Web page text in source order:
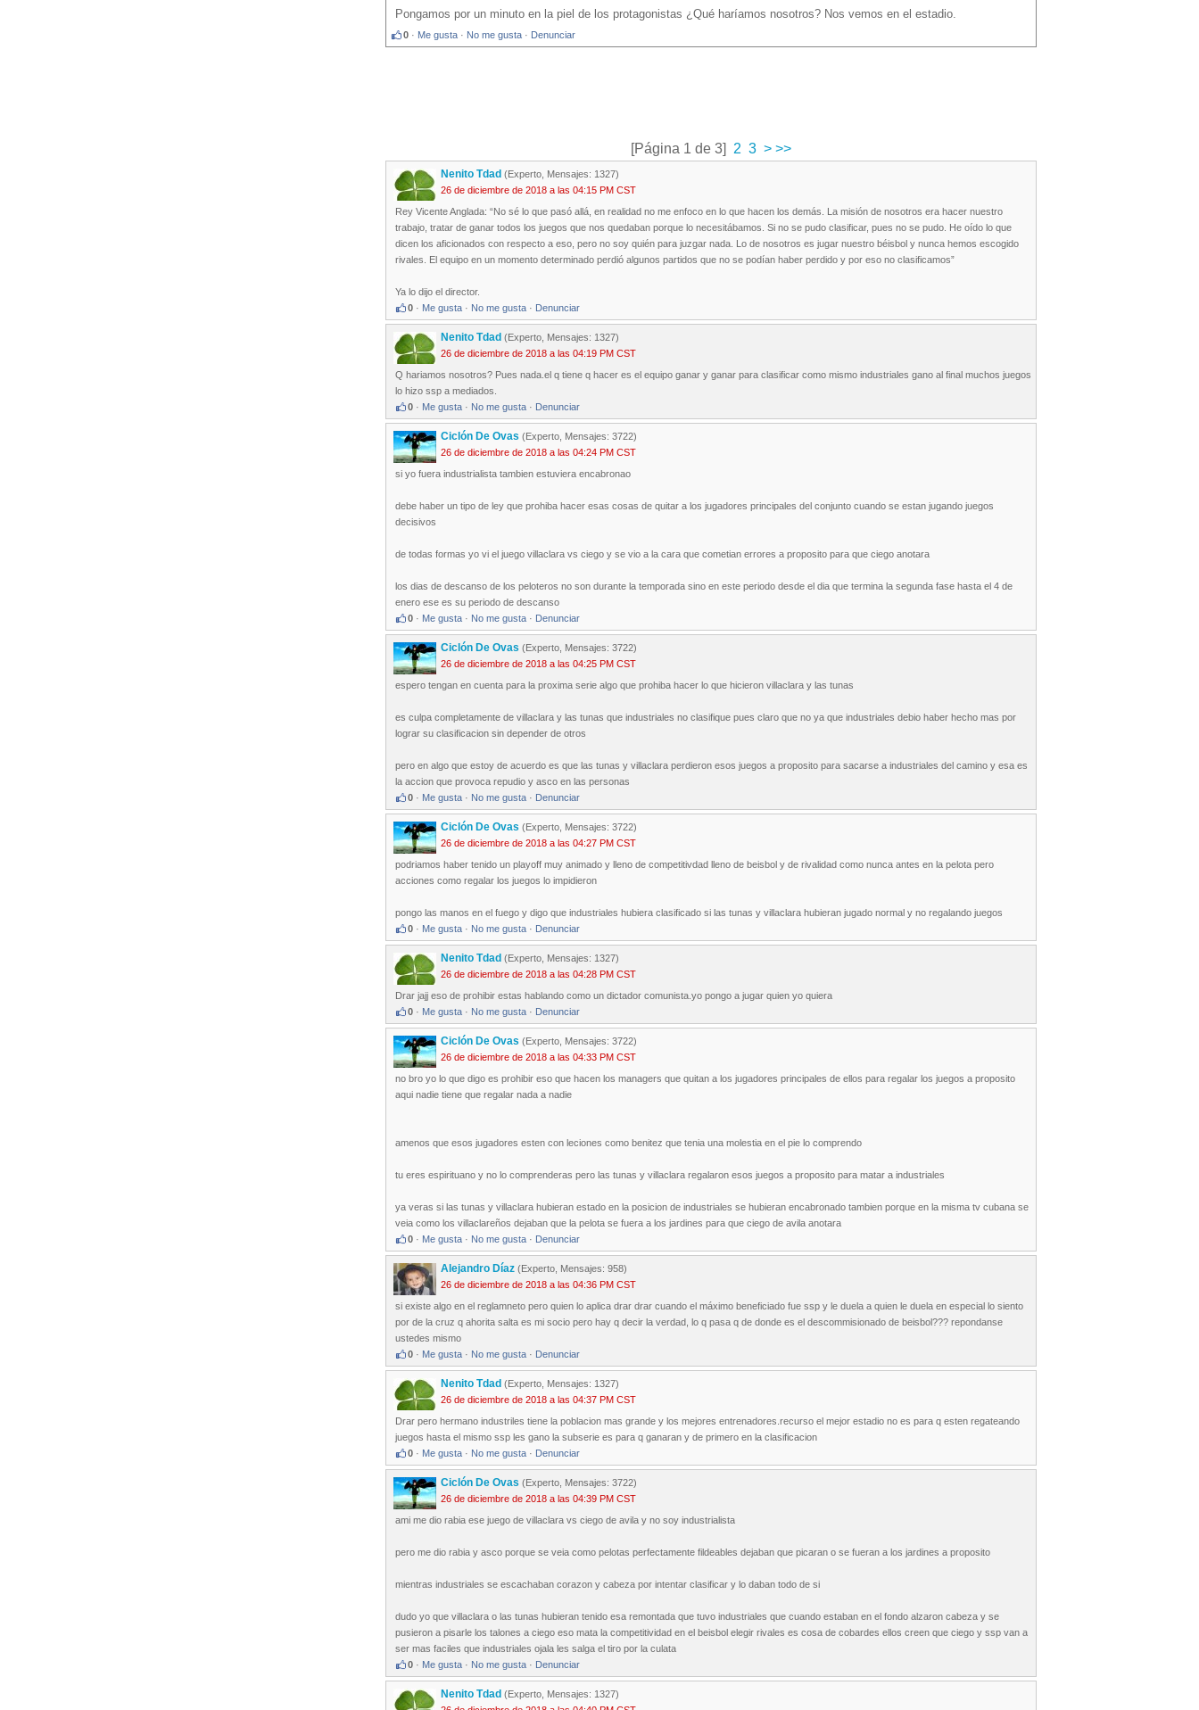
Pongamos por un minuto en la piel de los protagonistas ¿Qué haríamos nosotros? Nos vemos en el estadio.
0 · Me gusta · No me gusta · Denunciar
[Página 1 de 3] 2 3 > >>
Nenito Tdad (Experto, Mensajes: 1327)
26 de diciembre de 2018 a las 04:15 PM CST
Rey Vicente Anglada: “No sé lo que pasó allá, en realidad no me enfoco en lo que hacen los demás. La misión de nosotros era hacer nuestro
trabajo, tratar de ganar todos los juegos que nos quedaban porque lo necesitábamos. Si no se pudo clasificar, pues no se pudo. He oído lo que
dicen los aficionados con respecto a eso, pero no soy quién para juzgar nada. Lo de nosotros es jugar nuestro béisbol y nunca hemos escogido
rivales. El equipo en un momento determinado perdió algunos partidos que no se podían haber perdido y por eso no clasificamos”
Ya lo dijo el director.
0 · Me gusta · No me gusta · Denunciar
Nenito Tdad (Experto, Mensajes: 1327)
26 de diciembre de 2018 a las 04:19 PM CST
Q hariamos nosotros? Pues nada.el q tiene q hacer es el equipo ganar y ganar para clasificar como mismo industriales gano al final muchos juegos
lo hizo ssp a mediados.
0 · Me gusta · No me gusta · Denunciar
Ciclón De Ovas (Experto, Mensajes: 3722)
26 de diciembre de 2018 a las 04:24 PM CST
si yo fuera industrialista tambien estuviera encabronao
debe haber un tipo de ley que prohiba hacer esas cosas de quitar a los jugadores principales del conjunto cuando se estan jugando juegos
decisivos
de todas formas yo vi el juego villaclara vs ciego y se vio a la cara que cometian errores a proposito para que ciego anotara
los dias de descanso de los peloteros no son durante la temporada sino en este periodo desde el dia que termina la segunda fase hasta el 4 de
enero ese es su periodo de descanso
0 · Me gusta · No me gusta · Denunciar
Ciclón De Ovas (Experto, Mensajes: 3722)
26 de diciembre de 2018 a las 04:25 PM CST
espero tengan en cuenta para la proxima serie algo que prohiba hacer lo que hicieron villaclara y las tunas
es culpa completamente de villaclara y las tunas que industriales no clasifique pues claro que no ya que industriales debio haber hecho mas por
lograr su clasificacion sin depender de otros
pero en algo que estoy de acuerdo es que las tunas y villaclara perdieron esos juegos a proposito para sacarse a industriales del camino y esa es
la accion que provoca repudio y asco en las personas
0 · Me gusta · No me gusta · Denunciar
Ciclón De Ovas (Experto, Mensajes: 3722)
26 de diciembre de 2018 a las 04:27 PM CST
podriamos haber tenido un playoff muy animado y lleno de competitivdad lleno de beisbol y de rivalidad como nunca antes en la pelota pero
acciones como regalar los juegos lo impidieron
pongo las manos en el fuego y digo que industriales hubiera clasificado si las tunas y villaclara hubieran jugado normal y no regalando juegos
0 · Me gusta · No me gusta · Denunciar
Nenito Tdad (Experto, Mensajes: 1327)
26 de diciembre de 2018 a las 04:28 PM CST
Drar jajj eso de prohibir estas hablando como un dictador comunista.yo pongo a jugar quien yo quiera
0 · Me gusta · No me gusta · Denunciar
Ciclón De Ovas (Experto, Mensajes: 3722)
26 de diciembre de 2018 a las 04:33 PM CST
no bro yo lo que digo es prohibir eso que hacen los managers que quitan a los jugadores principales de ellos para regalar los juegos a proposito
aqui nadie tiene que regalar nada a nadie
amenos que esos jugadores esten con leciones como benitez que tenia una molestia en el pie lo comprendo
tu eres espirituano y no lo comprenderas pero las tunas y villaclara regalaron esos juegos a proposito para matar a industriales
ya veras si las tunas y villaclara hubieran estado en la posicion de industriales se hubieran encabronado tambien porque en la misma tv cubana se
veia como los villaclareños dejaban que la pelota se fuera a los jardines para que ciego de avila anotara
0 · Me gusta · No me gusta · Denunciar
Alejandro Díaz (Experto, Mensajes: 958)
26 de diciembre de 2018 a las 04:36 PM CST
si existe algo en el reglamneto pero quien lo aplica drar drar cuando el máximo beneficiado fue ssp y le duela a quien le duela en especial lo siento
por de la cruz q ahorita salta es mi socio pero hay q decir la verdad, lo q pasa q de donde es el descommisionado de beisbol??? repondanse
ustedes mismo
0 · Me gusta · No me gusta · Denunciar
Nenito Tdad (Experto, Mensajes: 1327)
26 de diciembre de 2018 a las 04:37 PM CST
Drar pero hermano industriles tiene la poblacion mas grande y los mejores entrenadores.recurso el mejor estadio no es para q esten regateando
juegos hasta el mismo ssp les gano la subserie es para q ganaran y de primero en la clasificacion
0 · Me gusta · No me gusta · Denunciar
Ciclón De Ovas (Experto, Mensajes: 3722)
26 de diciembre de 2018 a las 04:39 PM CST
ami me dio rabia ese juego de villaclara vs ciego de avila y no soy industrialista
pero me dio rabia y asco porque se veia como pelotas perfectamente fildeables dejaban que picaran o se fueran a los jardines a proposito
mientras industriales se escachaban corazon y cabeza por intentar clasificar y lo daban todo de si
dudo yo que villaclara o las tunas hubieran tenido esa remontada que tuvo industriales que cuando estaban en el fondo alzaron cabeza y se
pusieron a pisarle los talones a ciego eso mata la competitividad en el beisbol elegir rivales es cosa de cobardes ellos creen que ciego y ssp van a
ser mas faciles que industriales ojala les salga el tiro por la culata
0 · Me gusta · No me gusta · Denunciar
Nenito Tdad (Experto, Mensajes: 1327)